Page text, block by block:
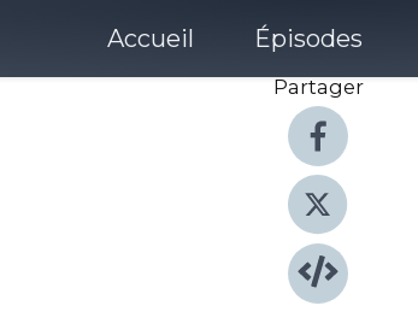
Accueil Épisodes
Partager